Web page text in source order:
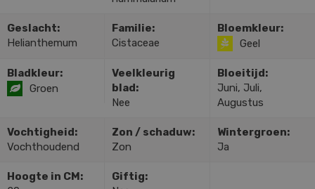
Geslacht:
Helianthemum
Familie:
Cistaceae
Bloemkleur:
Geel
Bladkleur:
Groen
Veelkleurig
blad:
Nee
Bloeitijd:
Juni, Juli,
Augustus
Vochtigheid:
Vochthoudend
Zon / schaduw:
Zon
Wintergroen:
Ja
Hoogte in CM:
Giftig: